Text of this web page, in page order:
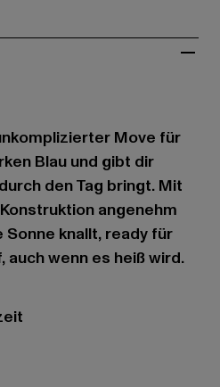
Move für
Blau und gibt dir
den Tag bringt. Mit
angenehm
Sonne knallt, ready für
auch wenn es heiß wird.